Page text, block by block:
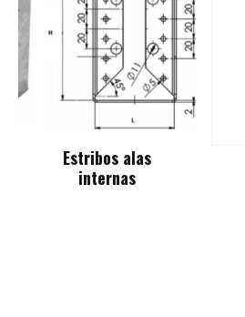
Estribos alas
internas